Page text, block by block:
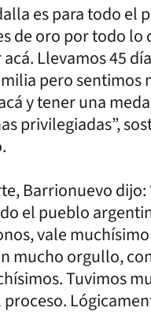
es para todo el
de oro por todo lo
Llevamos 45
pero sentimos
y tener una
privilegiadas”,
Barrionuevo
el pueblo
vale
mucho orgullo,
Tuvimos